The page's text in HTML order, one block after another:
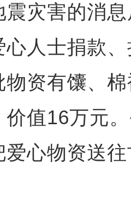
震灾害的消
心人士捐款
物资有馕、
价值16万元
爱心物资送